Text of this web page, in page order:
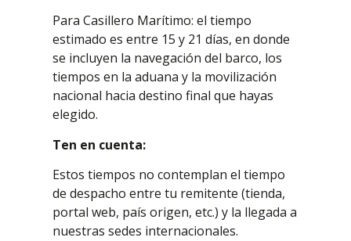
Para Casillero Marítimo: el tiempo
estimado es entre 15 y 21 días, en donde
se incluyen la navegación del barco, los
tiempos en la aduana y la movilización
nacional hacia destino final que hayas
elegido.
Ten en cuenta:
Estos tiempos no contemplan el tiempo
de despacho entre tu remitente (tienda,
portal web, país origen, etc.) y la llegada a
nuestras sedes internacionales.